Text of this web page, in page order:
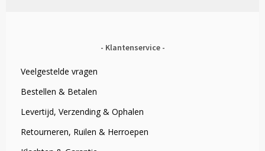
Klantenservice
Veelgestelde vragen
Bestellen & Betalen
Levertijd, Verzending & Ophalen
Retourneren, Ruilen & Herroepen